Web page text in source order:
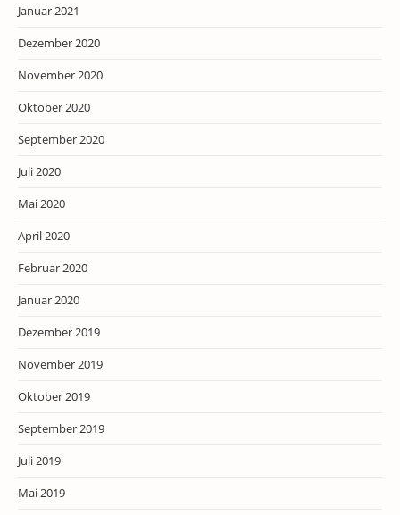
Januar 2021
Dezember 2020
November 2020
Oktober 2020
September 2020
Juli 2020
Mai 2020
April 2020
Februar 2020
Januar 2020
Dezember 2019
November 2019
Oktober 2019
September 2019
Juli 2019
Mai 2019